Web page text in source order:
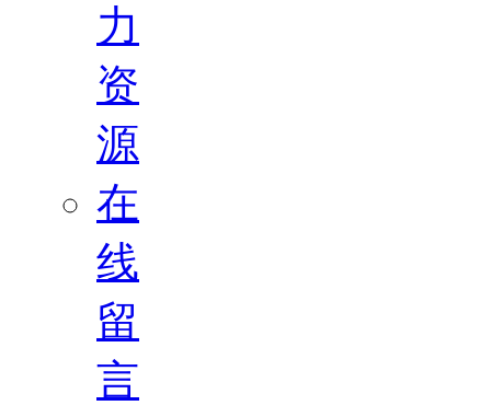
力
资
源
在
线
留
言